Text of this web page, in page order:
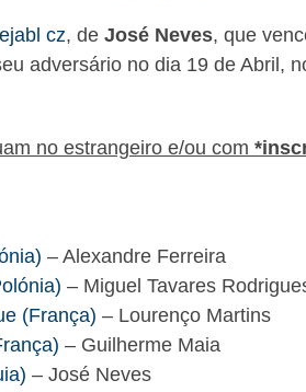
cz, de José Neves, que
adversário no dia 19 de Abril,
no estrangeiro e/ou com
– Alexandre Ferreira
– Miguel Tavares
(França) – Lourenço Martins
– Guilherme Maia
– José Neves